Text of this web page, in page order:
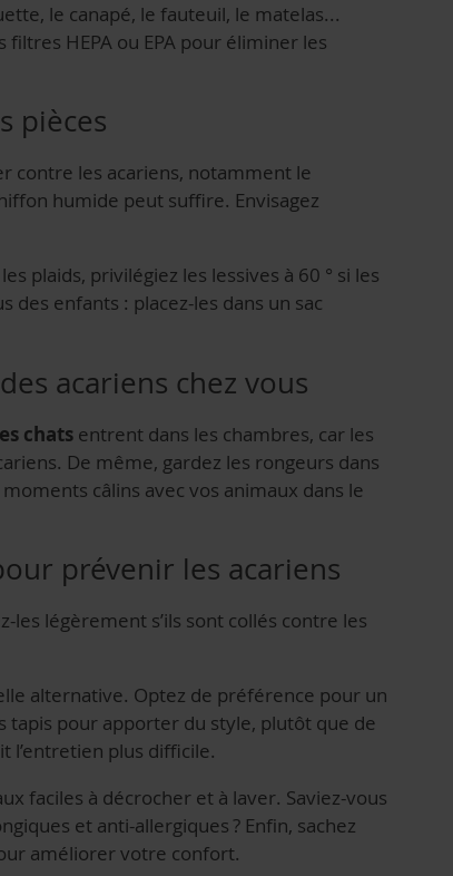
le canapé, le fauteuil, le matelas...
HEPA ou EPA pour éliminer les
pièces
contre les acariens, notamment le
humide peut suffire. Envisagez
plaids, privilégiez les lessives à 60 ° si les
enfants : placez-les dans un sac
acariens chez vous
chats entrent dans les chambres, car les
De même, gardez les rongeurs dans
câlins avec vos animaux dans le
prévenir les acariens
les légèrement s’ils sont collés contre les
alternative. Optez de préférence pour un
tapis pour apporter du style, plutôt que de
l’entretien plus difficile.
faciles à décrocher et à laver. Saviez-vous
et anti-allergiques ? Enfin, sachez
améliorer votre confort.